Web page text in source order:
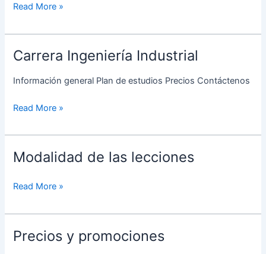
Read More »
Carrera Ingeniería Industrial
Información general Plan de estudios Precios Contáctenos
Carrera
Industrial
Read More »
Modalidad de las lecciones
Modalidad
las
Read More »
Precios y promociones
Precios